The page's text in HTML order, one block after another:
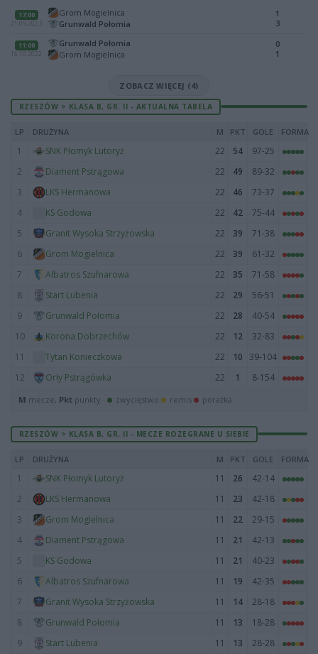
17:00
Grom Mogielnica
Grunwald Połomia
1
3
11:00
Grunwald Połomia
Grom Mogielnica
0
1
ZOBACZ WIĘCEJ (4)
RZESZÓW > KLASA B, GR. II - AKTUALNA TABELA
LP DRUŻYNA M PKT GOLE FORMA
1 SNK Płomyk Lutoryż 22 54
97-25
2
Diament Pstrągowa 22 49
89-32
3
LKS Hermanowa 22 46
73-37
4
KS Godowa 22 42
75-44
5
Granit Wysoka Strzyżowska 22 39
71-38
6
Grom Mogielnica 22 39
61-32
7
Albatros Szufnarowa 22 35
71-58
8
Start Lubenia 22 29
56-51
9
Grunwald Połomia 22 28
40-54
10
Korona Dobrzechów 22 12
32-83
11
Tytan Konieczkowa 22 10
39-104
12
Orły Pstrągówka 22 1 8-154
M mecze, Pkt punkty · zwycięstwo remis porażka
RZESZÓW > KLASA B, GR. II - MECZE ROZEGRANE U SIEBIE
LP DRUŻYNA M PKT GOLE FORMA
1 SNK Płomyk Lutoryż 11 26
42-14
2
LKS Hermanowa 11 23
42-18
3
Grom Mogielnica 11 22
29-15
4
Diament Pstrągowa 11 21
42-13
5
KS Godowa 11 21
40-23
6
Albatros Szufnarowa 11 19
42-35
7
Granit Wysoka Strzyżowska 11 14
28-18
8
Grunwald Połomia 11 13
18-28
9
Start Lubenia 11 13 28-28